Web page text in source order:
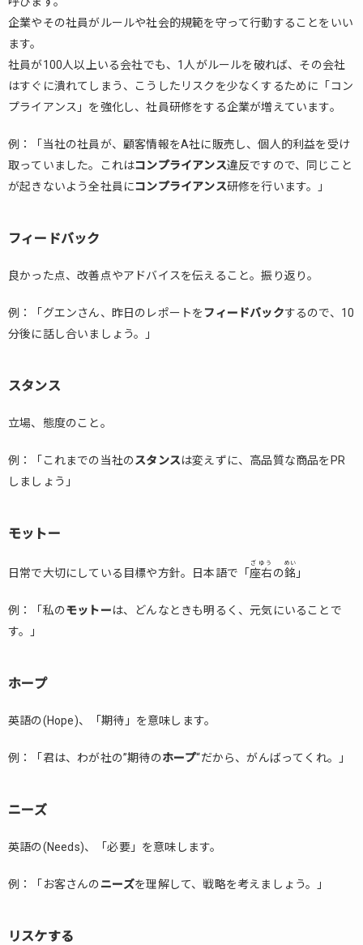
1.1.11.
する
1.1.12.
リマイ
1.1.13.
レジュ
メ
ルーキ
1.1.16.
ルーチ
2.
と
企業やその社員がルールや社会的規範を守って行動することをいい
ます。
社員が100人以上いる会社でも、1人がルールを破れば、その会社
はすぐに潰れてしまう、こうしたリスクを少なくするために「コン
プライアンス」を強化し、社員研修をする企業が増えています。
例：「当社の社員が、顧客情報をA社に販売し、個人的利益を受け
取っていました。これはコンプライアンス違反ですので、同じこと
が起きないよう全社員にコンプライアンス研修を行います。」
フィードバック
良かった点、改善点やアドバイスを伝えること。振り返り。
例：「グエンさん、昨日のレポートをフィードバックするので、10
分後に話し合いましょう。」
スタンス
立場、態度のこと。
例：「これまでの当社のスタンスは変えずに、高品質な商品をPR
しましょう」
モットー
日常で大切にしている目標や方針。日本語で「 座右
ざゆう
の銘
めい
」
例：「私のモットーは、どんなときも明るく、元気にいることで
す。」
ホープ
英語の(Hope)、「期待」を意味します。
例：「君は、わが社の”期待のホープ“だから、がんばってくれ。」
ニーズ
英語の(Needs)、「必要」を意味します。
例：「お客さんのニーズを理解して、戦略を考えましょう。」
リスケする